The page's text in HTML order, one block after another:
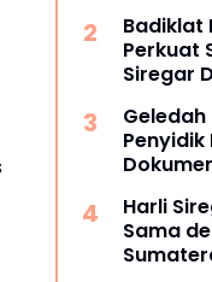
Promosi
Badiklat
Perkuat
Siregar
Geledah
Harli
Sama